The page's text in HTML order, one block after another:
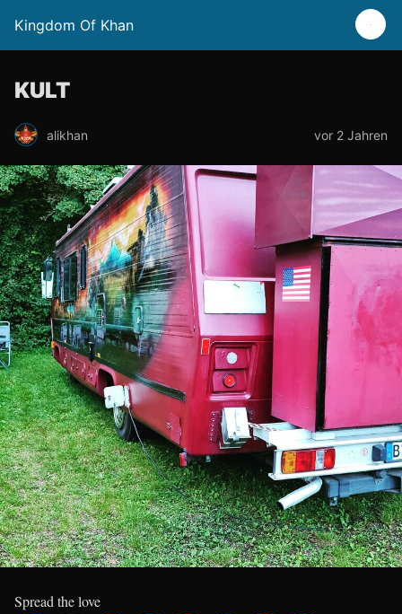
Kingdom Of Khan
KULT
alikhan vor 2 Jahren
Spread the love